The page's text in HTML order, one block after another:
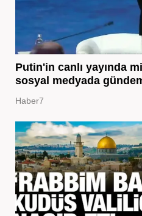
Putin'in canlı yayında
sosyal medyada
Haber7